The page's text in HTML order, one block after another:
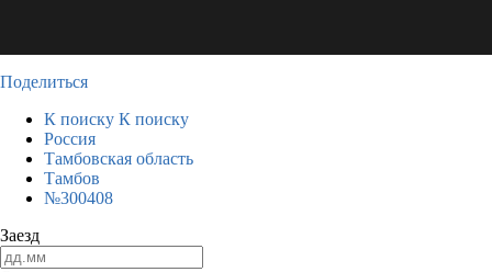
Поделиться
К поиску К поиску
Россия
Тамбовская область
Тамбов
№300408
Заезд